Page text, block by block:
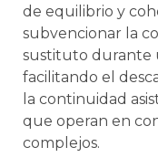
de equilibrio y
subvencionar la
sustituto durante
facilitando el
la continuidad
que operan en
complejos.